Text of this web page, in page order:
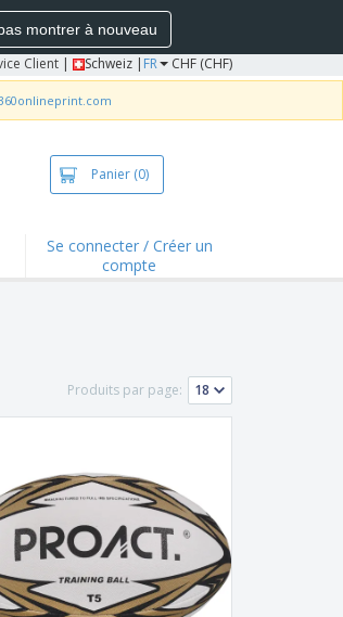
montrer à nouveau
Client | Schweiz | FR CHF (CHF)
Panier (0)
Se connecter / Créer un
compte
Produits par page: